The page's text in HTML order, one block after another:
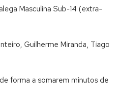
Masculina Sub-14 (extra-
Guilherme Miranda, Tiago
forma a somarem minutos de